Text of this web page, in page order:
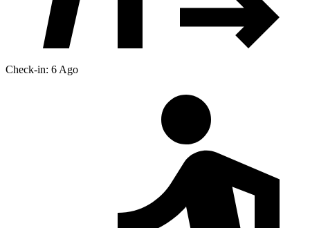
Check-in: 6 Ago